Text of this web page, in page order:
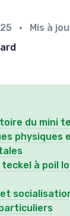
• Mis à
du mini
physiques
teckel à poil